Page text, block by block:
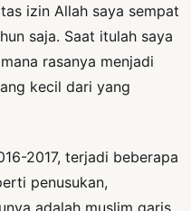
izin Allah saya sempat
saja. Saat itulah saya
rasanya menjadi
kecil dari yang
2017, terjadi beberapa
penusukan,